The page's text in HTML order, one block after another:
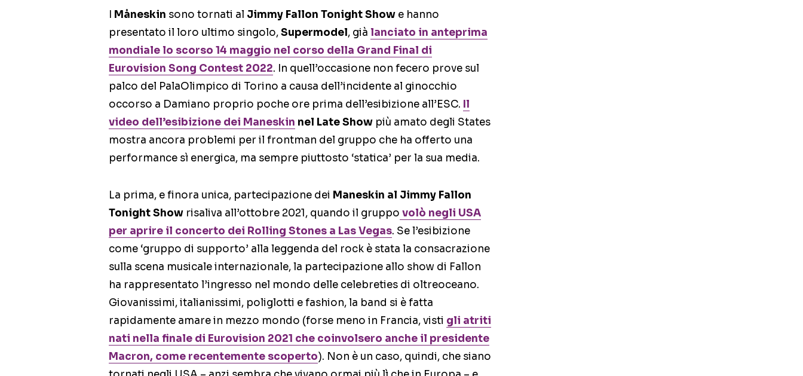
I Måneskin sono tornati al Jimmy Fallon Tonight Show e hanno
presentato il loro ultimo singolo,Supermodel, già lanciato in anteprima
mondiale lo scorso 14 maggio nel corso della Grand Final di
Eurovision Song Contest 2022. In quell’occasione non fecero prove sul
palco del PalaOlimpico di Torino a causa dell’incidente al ginocchio
occorso a Damiano proprio poche ore prima dell’esibizione all’ESC. Il
video dell’esibizione dei Maneskin nel Late Show più amato degli States
mostra ancora problemi per il frontman del gruppo che ha offerto una
performance sì energica, ma sempre piuttosto ‘statica’ per la sua media.
La prima, e finora unica, partecipazione dei Maneskin al Jimmy Fallon
Tonight Show risaliva all’ottobre 2021, quando il gruppo volò negli USA
per aprire il concerto dei Rolling Stones a Las Vegas. Se l’esibizione
come ‘gruppo di supporto’ alla leggenda del rock è stata la consacrazione
sulla scena musicale internazionale, la partecipazione allo show di Fallon
ha rappresentato l’ingresso nel mondo delle celebreties di oltreoceano.
Giovanissimi, italianissimi, poliglotti e fashion, la band si è fatta
rapidamente amare in mezzo mondo (forse meno in Francia, visti gli atriti
nati nella finale di Eurovision 2021 che coinvolsero anche il presidente
Macron, come recentemente scoperto). Non è un caso, quindi, che siano